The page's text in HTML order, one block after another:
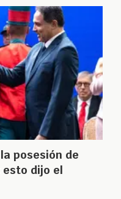
posesión de
esto dijo el